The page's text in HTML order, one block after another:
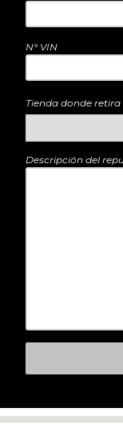
N° VIN
Tienda donde retira
Descripción del